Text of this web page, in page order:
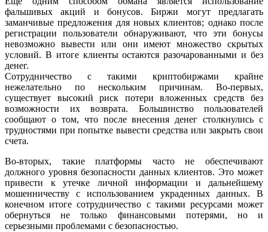
фальшивых акций и бонусов. Биржи могут предлагать
заманчивые предложения для новых клиентов; однако после
регистрации пользователи обнаруживают, что эти бонусы
невозможно вывести или они имеют множество скрытых
условий. В итоге клиенты остаются разочарованными и без
денег.
Сотрудничество с такими криптобиржами крайне
нежелательно по нескольким причинам. Во-первых,
существует высокий риск потери вложенных средств без
возможности их возврата. Большинство пользователей
сообщают о том, что после внесения денег столкнулись с
трудностями при попытке вывести средства или закрыть свои
счета.
Во-вторых, такие платформы часто не обеспечивают
должного уровня безопасности данных клиентов. Это может
привести к утечке личной информации и дальнейшему
мошенничеству с использованием украденных данных. В
конечном итоге сотрудничество с такими ресурсами может
обернуться не только финансовыми потерями, но и
серьезными проблемами с безопасностью.